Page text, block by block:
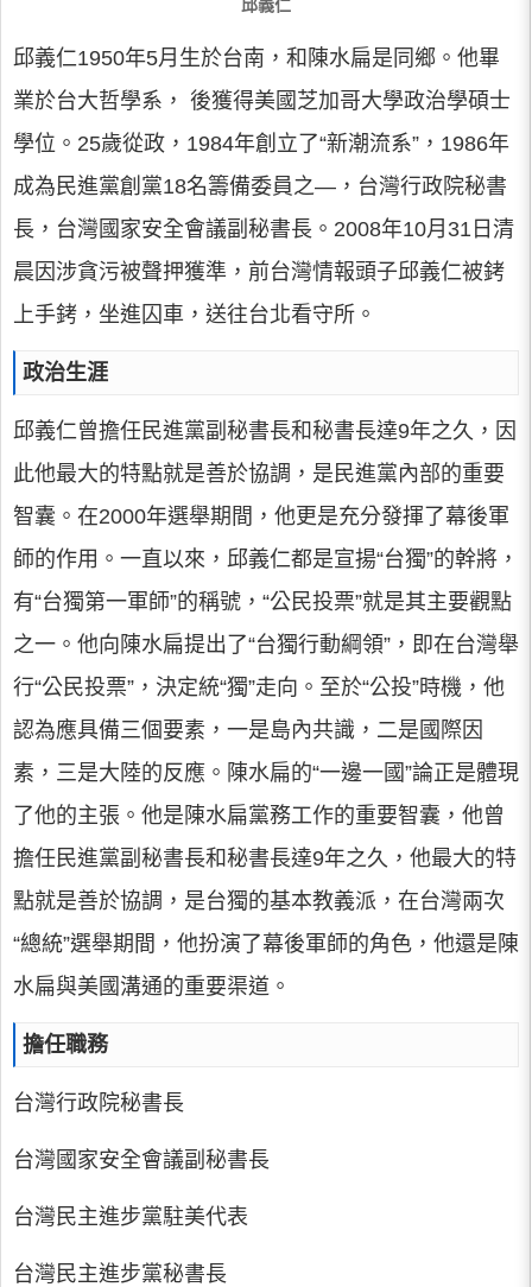
邱義仁
邱義仁1950年5月生於台南，和陳水扁是同鄉。他畢
業於台大哲學系， 後獲得美國芝加哥大學政治學碩士
學位。25歲從政，1984年創立了“新潮流系”，1986年
成為民進黨創黨18名籌備委員之—，台灣行政院秘書
長，台灣國家安全會議副秘書長。2008年10月31日清
晨因涉貪污被聲押獲準，前台灣情報頭子邱義仁被銬
上手銬，坐進囚車，送往台北看守所。
政治生涯
邱義仁曾擔任民進黨副秘書長和秘書長達9年之久，因
此他最大的特點就是善於協調，是民進黨內部的重要
智囊。在2000年選舉期間，他更是充分發揮了幕後軍
師的作用。一直以來，邱義仁都是宣揚“台獨”的幹將，
有“台獨第一軍師”的稱號，“公民投票”就是其主要觀點
之一。他向陳水扁提出了“台獨行動綱領”，即在台灣舉
行“公民投票”，決定統“獨”走向。至於“公投”時機，他
認為應具備三個要素，一是島內共識，二是國際因
素，三是大陸的反應。陳水扁的“一邊一國”論正是體現
了他的主張。他是陳水扁黨務工作的重要智囊，他曾
擔任民進黨副秘書長和秘書長達9年之久，他最大的特
點就是善於協調，是台獨的基本教義派，在台灣兩次
“總統”選舉期間，他扮演了幕後軍師的角色，他還是陳
水扁與美國溝通的重要渠道。
擔任職務
台灣行政院秘書長
台灣國家安全會議副秘書長
台灣民主進步黨駐美代表
台灣民主進步黨秘書長